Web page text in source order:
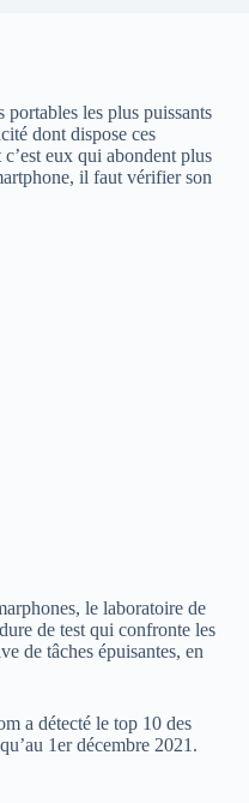
portables les plus puissants
dont dispose ces
eux qui abondent plus
il faut vérifier son
le laboratoire de
de test qui confronte les
de tâches épuisantes, en
a détecté le top 10 des
1er décembre 2021.